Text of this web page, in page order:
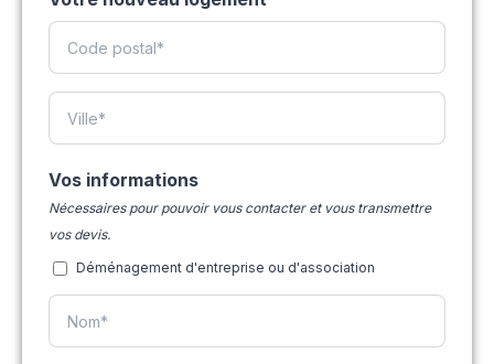
Vos informations
Nécessaires pour pouvoir vous contacter et vous transmettre
vos devis.
Déménagement d'entreprise ou d'association